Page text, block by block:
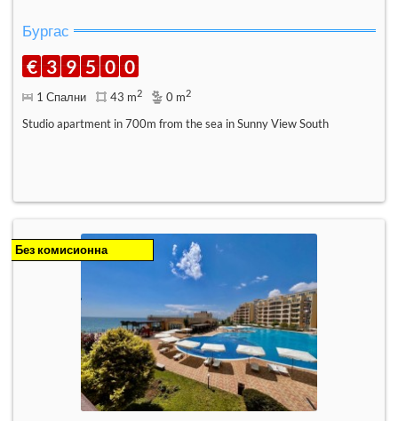
Бургас
€ 3 9 5 0 0
1 Спални 43 m2 0 m2
Studio apartment in 700m from the sea in Sunny View South
Без комисионна